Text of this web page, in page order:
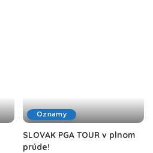
Oznamy
SLOVAK PGA TOUR v plnom
prúde!